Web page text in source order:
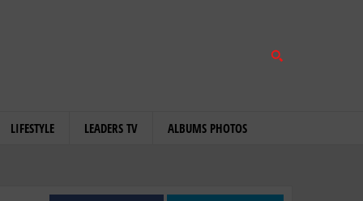
LIFESTYLE LEADERS TV ALBUMS PHOTOS